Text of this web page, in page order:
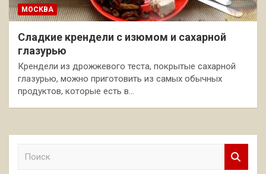
МОСКВА
Сладкие крендели с изюмом и сахарной
глазурью
Крендели из дрожжевого теста, покрытые сахарной
глазурью, можно приготовить из самых обычных
продуктов, которые есть в…